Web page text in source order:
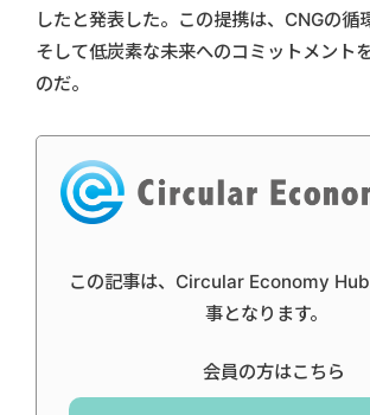
したと発表した。この提携は、CNGの循
そして低炭素な未来へのコミットメント
のだ。
この記事は、Circular Economy
事となります。
会員の方はこちら